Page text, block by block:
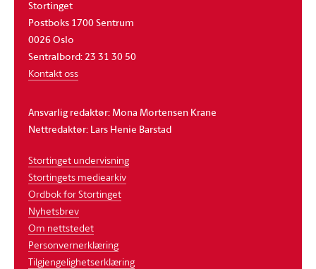
Stortinget
Postboks 1700 Sentrum
0026 Oslo
Sentralbord: 23 31 30 50
Kontakt oss
Ansvarlig redaktør: Mona Mortensen Krane
Nettredaktør: Lars Henie Barstad
Stortinget undervisning
Stortingets mediearkiv
Ordbok for Stortinget
Nyhetsbrev
Om nettstedet
Personvernerklæring
Tilgjengelighetserklæring